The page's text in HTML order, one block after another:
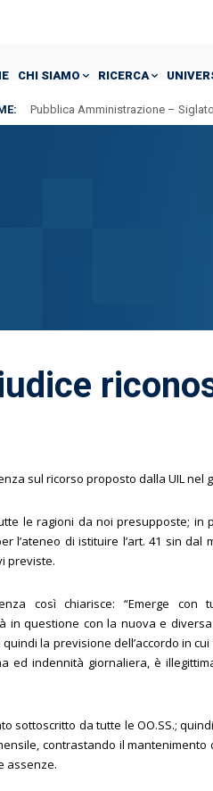
CHI SIAMO RICERCA
Pubblica Amministrazione –
sul ricorso proposto dalla UIL nel
le ragioni da noi presupposte; in
l’ateneo di istituire l’art. 41 sin
previste.
così chiarisce: “Emerge con
in questione con la nuova e
la previsione dell’accordo in
ed indennità giornaliera, è
sottoscritto da tutte le OO.SS.;
contrastando il mantenimento
assenze.